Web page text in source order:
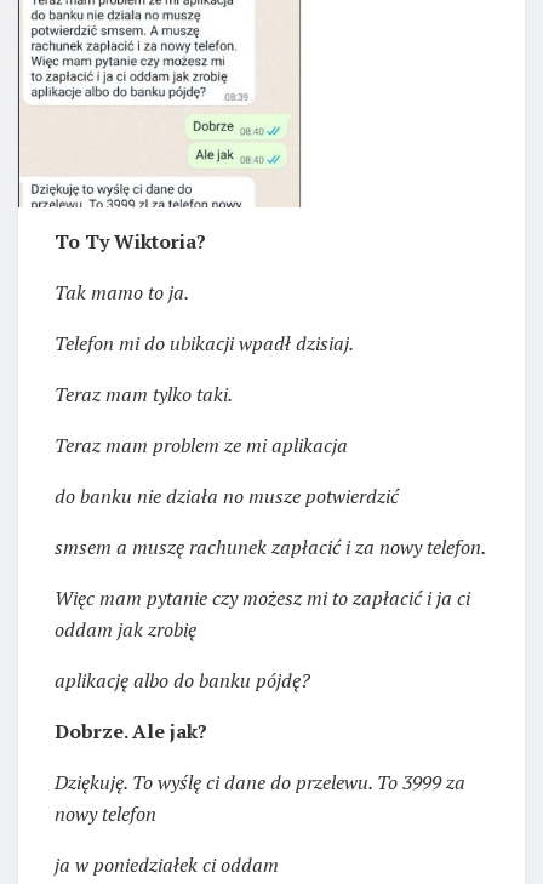
To Ty Wiktoria?
Tak mamo to ja.
Telefon mi do ubikacji wpadł dzisiaj.
Teraz mam tylko taki.
Teraz mam problem ze mi aplikacja
do banku nie działa no musze potwierdzić
smsem a muszę rachunek zapłacić i za nowy telefon.
Więc mam pytanie czy możesz mi to zapłacić i ja ci
oddam jak zrobię
aplikację albo do banku pójdę?
Dobrze. Ale jak?
Dziękuję. To wyślę ci dane do przelewu. To 3999 za
nowy telefon
ja w poniedziałek ci oddam